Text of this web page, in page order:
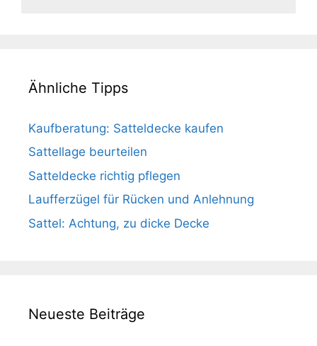
Ähnliche Tipps
Kaufberatung: Satteldecke kaufen
Sattellage beurteilen
Satteldecke richtig pflegen
Laufferzügel für Rücken und Anlehnung
Sattel: Achtung, zu dicke Decke
Neueste Beiträge